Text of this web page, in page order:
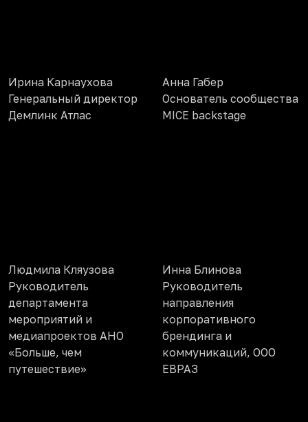
Ирина Карнаухова
Генеральный директор
Демлинк Атлас
Анна Габер
Основатель сообщества
MICE backstage
Людмила Кляузова
Руководитель
департамента
мероприятий и
медиапроектов АНО
«Больше, чем
путешествие»
Инна Блинова
Руководитель
направления
корпоративного
брендинга и
коммуникаций, ООО
ЕВРАЗ